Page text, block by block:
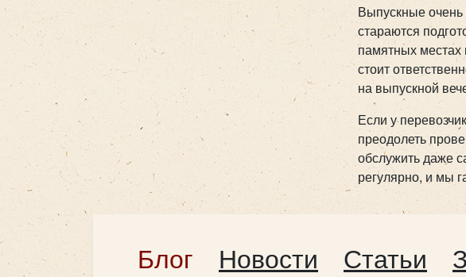
Выпускные
стараются
памятных местах
стоит
на выпускной
Если у
преодолеть
обслужить даже
регулярно, и мы
Блог Новости Статьи